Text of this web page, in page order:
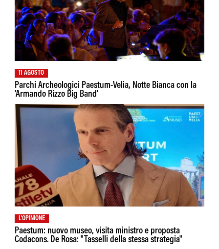
11 AGOSTO
Parchi Archeologici Paestum-Velia, Notte Bianca con la
'Armando Rizzo Big Band'
L'OPINIONE
Paestum: nuovo museo, visita ministro e proposta
Codacons. De Rosa: "Tasselli della stessa strategia"